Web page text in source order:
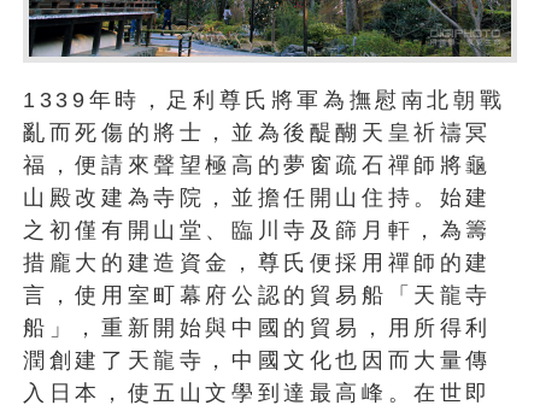
1339年時，足利尊氏將軍為撫慰南北朝戰
亂而死傷的將士，並為後醍醐天皇祈禱冥
福，便請來聲望極高的夢窗疏石禪師將龜
山殿改建為寺院，並擔任開山住持。始建
之初僅有開山堂、臨川寺及篩月軒，為籌
措龐大的建造資金，尊氏便採用禪師的建
言，使用室町幕府公認的貿易船「天龍寺
船」，重新開始與中國的貿易，用所得利
潤創建了天龍寺，中國文化也因而大量傳
入日本，使五山文學到達最高峰。在世即